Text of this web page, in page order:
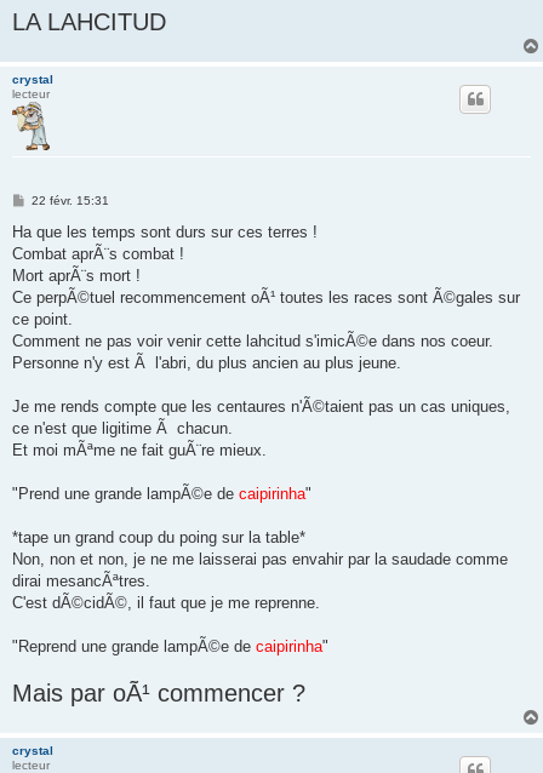
LA LAHCITUD
crystal
lecteur
M
s
a
g
22 févr. 15:31
Ha que les temps sont durs sur ces terres !
Combat aprÃ¨s combat !
Mort aprÃ¨s mort !
Ce perpÃ©tuel recommencement oÃ¹ toutes les races sont Ã©gales sur
ce point.
Comment ne pas voir venir cette lahcitud s'imicÃ©e dans nos coeur.
Personne n'y est Ã l'abri, du plus ancien au plus jeune.
Je me rends compte que les centaures n'Ã©taient pas un cas uniques,
ce n'est que ligitime Ã chacun.
Et moi mÃªme ne fait guÃ¨re mieux.
"Prend une grande lampÃ©e de caipirinha"
*tape un grand coup du poing sur la table*
Non, non et non, je ne me laisserai pas envahir par la saudade comme
dirai mesancÃªtres.
C'est dÃ©cidÃ©, il faut que je me reprenne.
"Reprend une grande lampÃ©e de caipirinha"
Mais par oÃ¹ commencer ?
crystal
lecteur